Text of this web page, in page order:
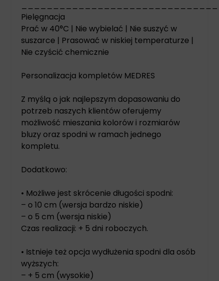
Pielęgnacja
Prać w 40°C | Nie wybielać | Nie suszyć w
suszarce | Prasować w niskiej temperaturze |
Nie czyścić chemicznie
Personalizacja kompletów MEDRES
Z myślą o jak najlepszym dopasowaniu do
potrzeb naszych klientów oferujemy
możliwość mieszania kolorów i rozmiarów
bluzy oraz spodni w ramach jednego
kompletu.
Dodatkowo:
• Możliwe jest skrócenie długości spodni:
– o 10 cm (wersja bardzo niskie)
– o 5 cm (wersja niskie)
Czas realizacji: + 5 dni roboczych.
• Istnieje też opcja wydłużenia spodni dla osób
wyższych:
– + 5 cm (wysokie)